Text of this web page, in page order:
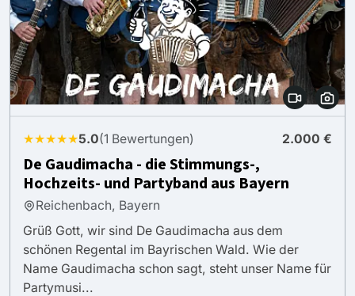
★★★★★5.0(1 Bewertungen) 2.000 €
De Gaudimacha - die Stimmungs-,
Hochzeits- und Partyband aus Bayern
Reichenbach, Bayern
Grüß Gott, wir sind De Gaudimacha aus dem
schönen Regental im Bayrischen Wald. Wie der
Name Gaudimacha schon sagt, steht unser Name für
Partymusi...